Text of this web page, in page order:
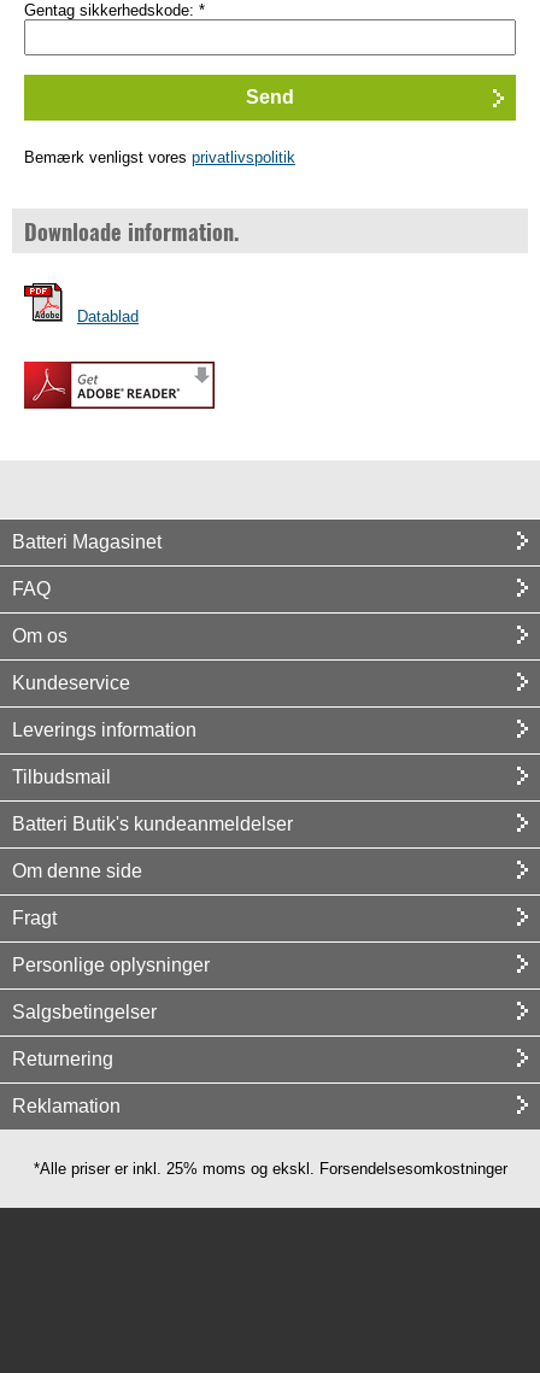
Gentag sikkerhedskode: *
Bemærk venligst vores privatlivspolitik
Downloade information.
Datablad
Batteri Magasinet
FAQ
Om os
Kundeservice
Leverings information
Tilbudsmail
Batteri Butik's kundeanmeldelser
Om denne side
Fragt
Personlige oplysninger
Salgsbetingelser
Returnering
Reklamation
*Alle priser er inkl. 25% moms og ekskl. Forsendelsesomkostninger